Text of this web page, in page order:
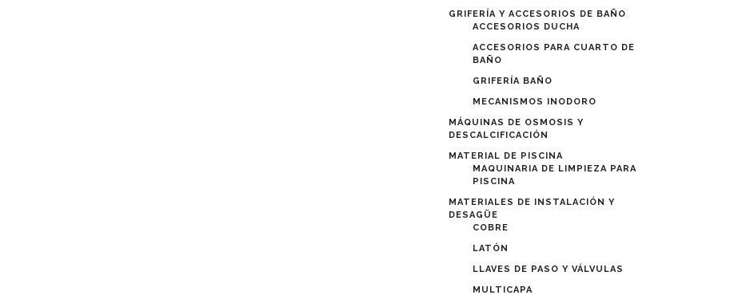
GRIFERÍA Y ACCESORIOS DE BAÑO
ACCESORIOS DUCHA
ACCESORIOS PARA CUARTO DE
BAÑO
GRIFERÍA BAÑO
MECANISMOS INODORO
MÁQUINAS DE OSMOSIS Y
DESCALCIFICACIÓN
MATERIAL DE PISCINA
MAQUINARIA DE LIMPIEZA PARA
PISCINA
MATERIALES DE INSTALACIÓN Y
DESAGÜE
COBRE
LATÓN
LLAVES DE PASO Y VÁLVULAS
MULTICAPA